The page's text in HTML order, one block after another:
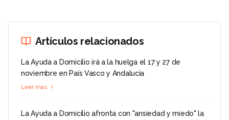
Artículos relacionados
La Ayuda a Domicilio irá a la huelga el 17 y 27 de
noviembre en País Vasco y Andalucía
Leer más
La Ayuda a Domicilio afronta con "ansiedad y miedo" la